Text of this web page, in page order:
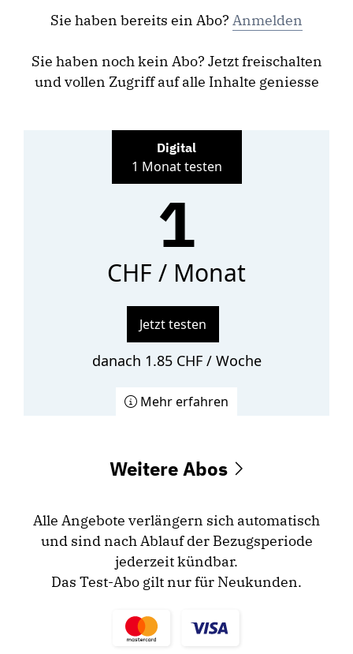
Sie haben bereits ein Abo? Anmelden
Sie haben noch kein Abo? Jetzt freischalten
und vollen Zugriff auf alle Inhalte geniesse
Digital
1 Monat testen
1
CHF / Monat
Jetzt testen
danach 1.85 CHF / Woche
Mehr erfahren
Weitere Abos
Alle Angebote verlängern sich automatisch
und sind nach Ablauf der Bezugsperiode
jederzeit kündbar.
Das Test-Abo gilt nur für Neukunden.